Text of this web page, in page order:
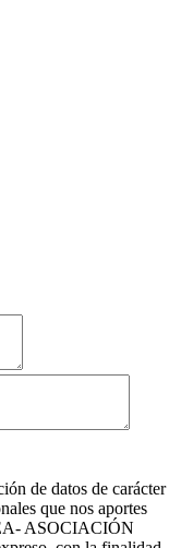
de datos de carácter
que nos aportes
ASOCIACIÓN